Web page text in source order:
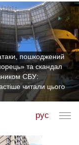
пошкоджений
та скандал
СБУ:
читали цього
рус